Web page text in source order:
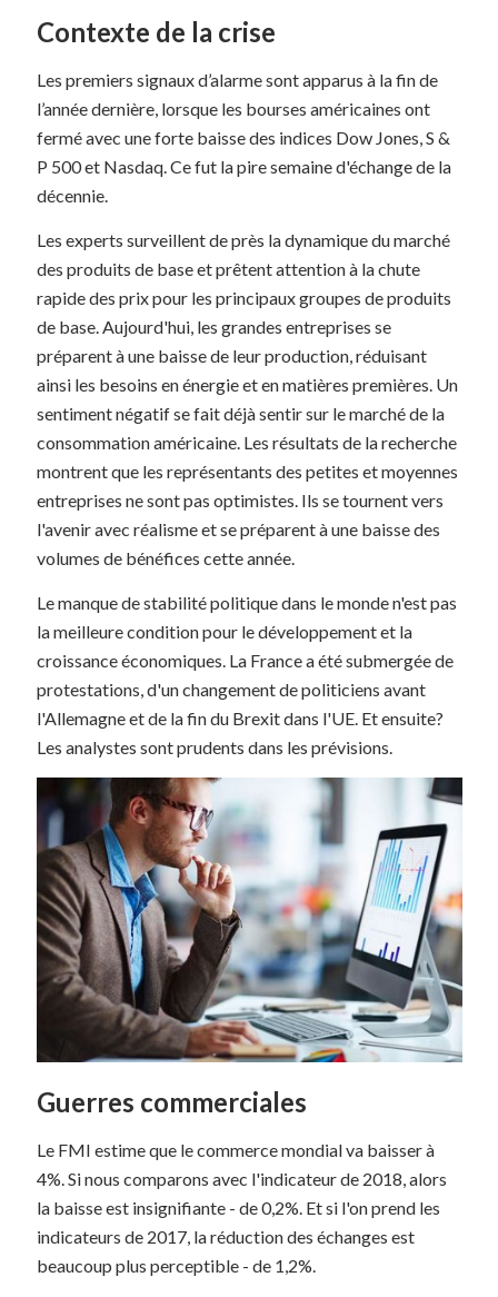
Contexte de la crise
Les premiers signaux d’alarme sont apparus à la fin de
l’année dernière, lorsque les bourses américaines ont
fermé avec une forte baisse des indices Dow Jones, S &
P 500 et Nasdaq. Ce fut la pire semaine d'échange de la
décennie.
Les experts surveillent de près la dynamique du marché
des produits de base et prêtent attention à la chute
rapide des prix pour les principaux groupes de produits
de base. Aujourd'hui, les grandes entreprises se
préparent à une baisse de leur production, réduisant
ainsi les besoins en énergie et en matières premières. Un
sentiment négatif se fait déjà sentir sur le marché de la
consommation américaine. Les résultats de la recherche
montrent que les représentants des petites et moyennes
entreprises ne sont pas optimistes. Ils se tournent vers
l'avenir avec réalisme et se préparent à une baisse des
volumes de bénéfices cette année.
Le manque de stabilité politique dans le monde n'est pas
la meilleure condition pour le développement et la
croissance économiques. La France a été submergée de
protestations, d'un changement de politiciens avant
l'Allemagne et de la fin du Brexit dans l'UE. Et ensuite?
Les analystes sont prudents dans les prévisions.
Guerres commerciales
Le FMI estime que le commerce mondial va baisser à
4%. Si nous comparons avec l'indicateur de 2018, alors
la baisse est insignifiante - de 0,2%. Et si l'on prend les
indicateurs de 2017, la réduction des échanges est
beaucoup plus perceptible - de 1,2%.